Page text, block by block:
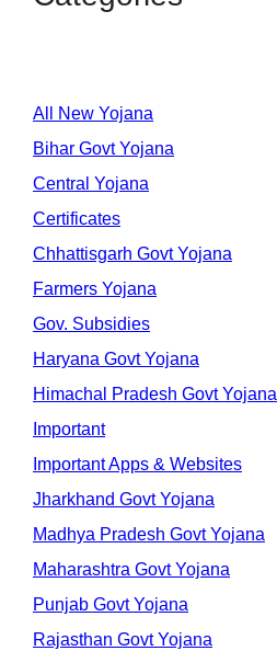
All New Yojana
Bihar Govt Yojana
Central Yojana
Certificates
Chhattisgarh Govt Yojana
Farmers Yojana
Gov. Subsidies
Haryana Govt Yojana
Himachal Pradesh Govt Yojana
Important
Important Apps & Websites
Jharkhand Govt Yojana
Madhya Pradesh Govt Yojana
Maharashtra Govt Yojana
Punjab Govt Yojana
Rajasthan Govt Yojana